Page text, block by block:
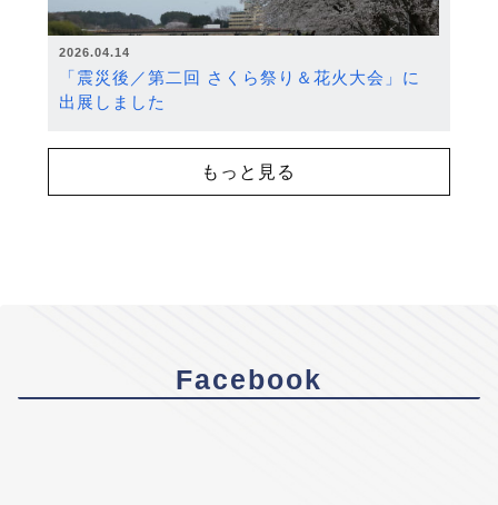
2026.04.14
「震災後／第二回 さくら祭り＆花火大会」に
出展しました
もっと見る
Facebook